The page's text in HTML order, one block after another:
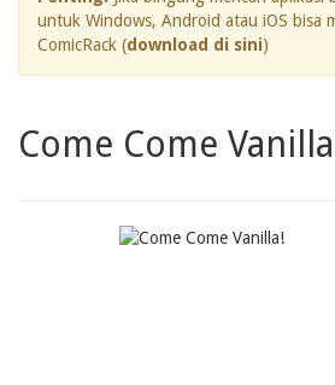
untuk Windows, Android atau iOS bisa
ComicRack (download di sini)
Come Come